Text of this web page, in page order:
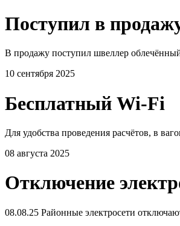
Поступил в
В продажу поступил швеллер
10 сентября 2025
Бесплатный Wi-Fi
Для удобства проведения расчётов, в
08 августа 2025
Отключение
08.08.25 Районные электросети